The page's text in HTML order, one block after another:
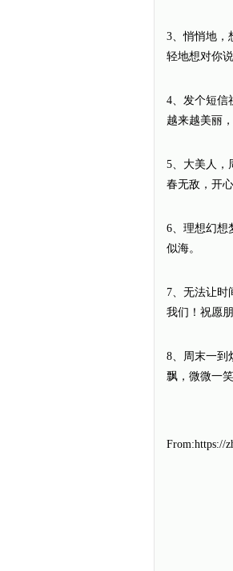
3、悄悄地，
轻地想对你
4、发个短信
越来越美丽
5、大美人
春无敌，开
6、理想幻想
似海。
7、无法让时
我们！祝愿
8、周末一到
飘，微微一
From:https://